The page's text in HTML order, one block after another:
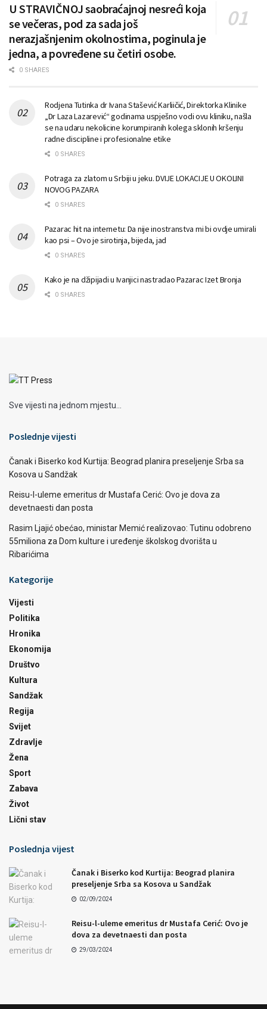
U STRAVIČNOJ saobraćajnoj nesreći koja
se večeras, pod za sada još
nerazjašnjenim okolnostima, poginula je
jedna, a povređene su četiri osobe.
0 SHARES
Rodjena Tutinka dr Ivana Stašević Karliičić, Direktorka Klinike
„Dr Laza Lazarević“ godinama uspješno vodi ovu kliniku, našla
se na udaru nekolicine korumpiranih kolega sklonih kršenju
radne discipline i profesionalne etike
0 SHARES
Potraga za zlatom u Srbiji u jeku. DVIJE LOKACIJE U OKOLINI
NOVOG PAZARA
0 SHARES
Pazarac hit na internetu: Da nije inostranstva mi bi ovdje umirali
kao psi – Ovo je sirotinja, bijeda, jad
0 SHARES
Kako je na džipijadi u Ivanjici nastradao Pazarac Izet Bronja
0 SHARES
Sve vijesti na jednom mjestu...
Poslednje vijesti
Čanak i Biserko kod Kurtija: Beograd planira preseljenje Srba sa
Kosova u Sandžak
Reisu-l-uleme emeritus dr Mustafa Cerić: Ovo je dova za
devetnaesti dan posta
Rasim Ljajić obećao, ministar Memić realizovao: Tutinu odobreno
55miliona za Dom kulture i uređenje školskog dvorišta u
Ribarićima
Kategorije
Vijesti
Politika
Hronika
Ekonomija
Društvo
Kultura
Sandžak
Regija
Svijet
Zdravlje
Žena
Sport
Zabava
Život
Lični stav
Poslednja vijest
Čanak i Biserko kod Kurtija: Beograd planira
preseljenje Srba sa Kosova u Sandžak
02/09/2024
Reisu-l-uleme emeritus dr Mustafa Cerić: Ovo je
dova za devetnaesti dan posta
29/03/2024